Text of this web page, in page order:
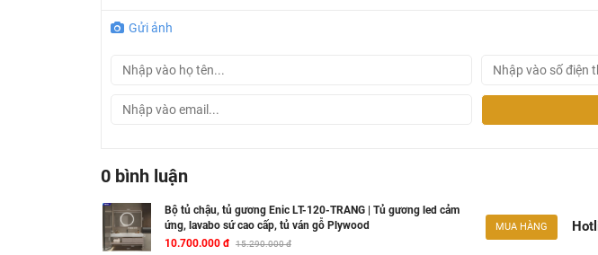
Bộ tủ chậu, tủ gương Enic LT-120, màu trắng,
Gửi ảnh
0 bình luận
Bộ tủ chậu, tủ gương Enic LT-120-TRANG | Tủ gương led cảm
ứng, lavabo sứ cao cấp, tủ ván gỗ Plywood
10.700.000 đ
15.290.000 đ
MUA HÀNG